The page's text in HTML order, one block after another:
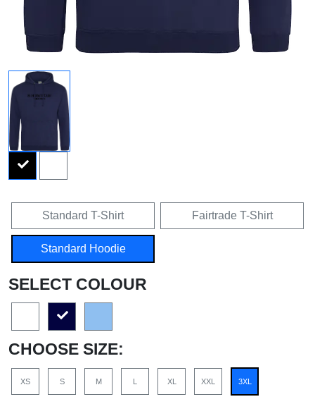
Standard T-Shirt Fairtrade T-Shirt
Standard Hoodie
SELECT COLOUR
CHOOSE SIZE:
XS S M L XL XXL 3XL